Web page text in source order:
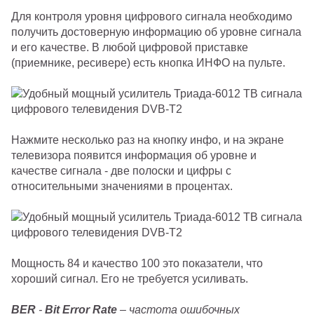
Для контроля уровня цифрового сигнала необходимо
получить достоверную информацию об уровне сигнала
и его качестве. В любой цифровой приставке
(приемнике, ресивере) есть кнопка ИНФО на пульте.
Нажмите несколько раз на кнопку инфо, и на экране
телевизора появится информация об уровне и
качестве сигнала - две полоски и цифры с
относительными значениями в процентах.
Мощность 84 и качество 100 это показатели, что
хороший сигнал. Его не требуется усиливать.
BER - Bit Error Rate – частота ошибочных